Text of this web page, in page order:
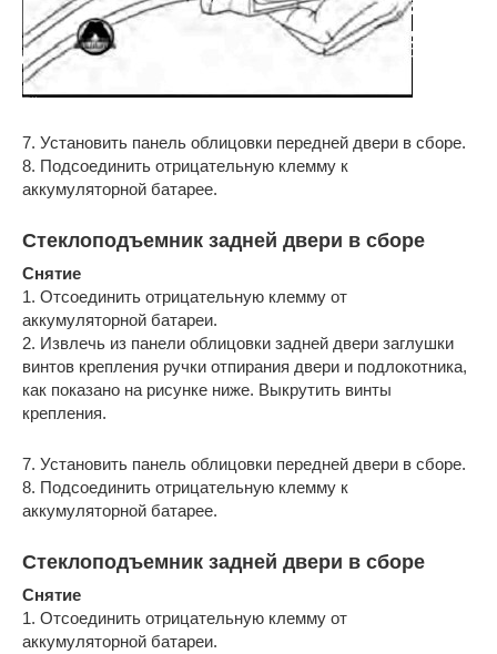
7. Установить панель облицовки передней двери в сборе.
8. Подсоединить отрицательную клемму к
аккумуляторной батарее.
Стеклоподъемник задней двери в сборе
Снятие
1. Отсоединить отрицательную клемму от
аккумуляторной батареи.
2. Извлечь из панели облицовки задней двери заглушки
винтов крепления ручки отпирания двери и подлокотника,
как показано на рисунке ниже. Выкрутить винты
крепления.
7. Установить панель облицовки передней двери в сборе.
8. Подсоединить отрицательную клемму к
аккумуляторной батарее.
Стеклоподъемник задней двери в сборе
Снятие
1. Отсоединить отрицательную клемму от
аккумуляторной батареи.